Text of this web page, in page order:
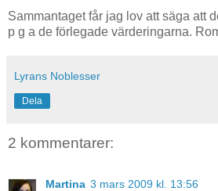
Sammantaget får jag lov att säga att
p g a de förlegade värderingarna.
Lyrans Noblesser
Dela
2 kommentarer:
Martina 3 mars 2009 kl. 13:56